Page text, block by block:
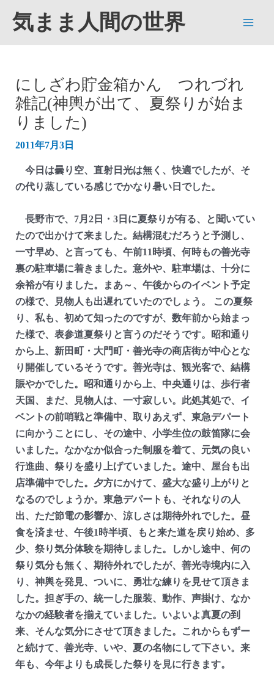
気まま人間の世界
にしざわ貯金箱かん つれづれ
雑記(神輿が出て、夏祭りが始ま
りました)
2011年7月3日
今日は曇り空、直射日光は無く、快適でしたが、そ
の代り蒸している感じでかなり暑い日でした。
長野市で、7月2日・3日に夏祭りが有る、と聞いてい
たので出かけて来ました。結構混むだろうと予測し、
一寸早め、と言っても、午前11時頃、何時もの善光寺
裏の駐車場に着きました。意外や、駐車場は、十分に
余裕が有りました。まあ～、午後からのイベント予定
の様で、見物人も出遅れていたのでしょう。 この夏祭
り、私も、初めて知ったのですが、数年前から始まっ
た様で、表参道夏祭りと言うのだそうです。昭和通り
から上、新田町・大門町・善光寺の商店街が中心とな
り開催しているそうです。善光寺は、観光客で、結構
賑やかでした。昭和通りから上、中央通りは、歩行者
天国、まだ、見物人は、一寸寂しい。此処其処で、イ
ベントの前哨戦と準備中、取りあえず、東急デパート
に向かうことにし、その途中、小学生位の鼓笛隊に会
いました。なかなか似合った制服を着て、元気の良い
行進曲、祭りを盛り上げていました。途中、屋台も出
店準備中でした。夕方にかけて、盛大な盛り上がりと
なるのでしょうか。東急デパートも、それなりの人
出、ただ節電の影響か、涼しさは期待外れでした。昼
食を済ませ、午後1時半頃、もと来た道を戻り始め、多
少、祭り気分体験を期待しました。しかし途中、何の
祭り気分も無く、期待外れでしたが、善光寺境内に入
り、神輿を発見、ついに、勇壮な練りを見せて頂きま
した。担ぎ手の、統一した服装、動作、声掛け、なか
なかの経験者を揃えていました。いよいよ真夏の到
来、そんな気分にさせて頂きました。これからもずー
と続けて、善光寺、いや、夏の名物にして下さい。来
年も、今年よりも成長した祭りを見に行きます。